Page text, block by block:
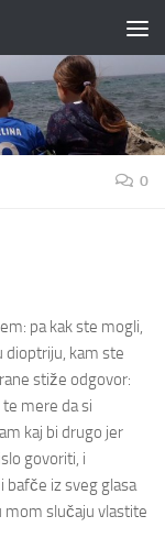
0
pa kak ste mogli,
dioptriju, kam ste
stiže odgovor:
mere da si
kaj bi drugo jer
govoriti, i
bafče iz sveg glasa
mom slučaju vlastite